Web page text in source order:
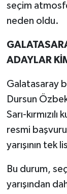
seçim
neden oldu.
ADAYLAR
Galatasaray
Dursun
Sarı-
resmi
yarışının
Bu durum,
yarışından